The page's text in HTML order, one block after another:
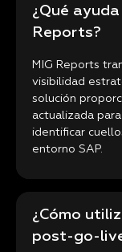
¿Qué
Reports?
MIG Reports
visibilidad
solución
actualizada
identificar
entorno SAP.
¿Cómo
post-go-